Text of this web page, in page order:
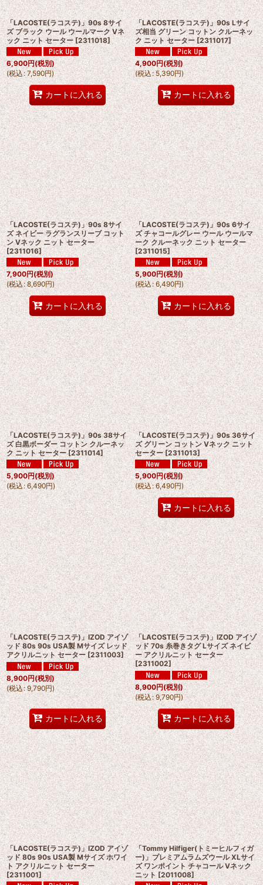
「LACOSTE(ラコステ)」90s 8サイ
ズ ブラック ウール ウールマーク Vネ
ック ニット セーター [2311018]
6,900円(税別)
(税込 : 7,590円)
カートに入れる
「LACOSTE(ラコステ)」90s Lサイ
ズ相当 グリーン コットン クルーネッ
ク ニット セーター [2311017]
4,900円(税別)
(税込: 5,390円)
カートに入れる
「LACOSTE(ラコステ)」90s 8サイ
ズ ネイビー ラグランスリーブ コット
ン Vネック ニット セーター
[2311016]
7,900円(税別)
(税込: 8,690円)
カートに入れる
「LACOSTE(ラコステ)」90s 6サイ
ズ チャコールグレー ウール ウールマ
ーク クルーネック ニット セーター
[2311015]
5,900円(税別)
(税込: 6,490円)
カートに入れる
「LACOSTE(ラコステ)」90s 38サイ
ズ 白黒ボーダー コットン クルーネッ
ク ニット セーター [2311014]
5,900円(税別)
(税込: 6,490円)
「LACOSTE(ラコステ)」90s 36サイ
ズ グリーン コットン Vネック ニット
セーター [2311013]
5,900円(税別)
(税込: 6,490円)
カートに入れる
「LACOSTE(ラコステ)」IZOD アイゾ
ッド 80s 90s USA製 Mサイズ レッド
アクリルニット セーター [2311003]
8,900円(税別)
(税込: 9,790円)
カートに入れる
「LACOSTE(ラコステ)」IZOD アイゾ
ッド 70s 糸巻きタグ Lサイズ ネイビ
ー アクリルニット セーター
[2311002]
8,900円(税別)
(税込: 9,790円)
カートに入れる
「LACOSTE(ラコステ)」IZOD アイゾ
ッド 80s 90s USA製 Mサイズ ホワイ
ト アクリルニット セーター
[2311001]
「Tommy Hilfiger(トミーヒルフィガ
ー)」プレミアムラムズウール XLサイ
ズ ワンポイント チャコール Vネック
ニット [2011008]